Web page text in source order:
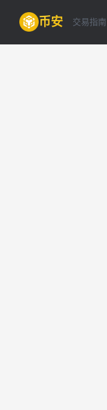
币安 交易指南